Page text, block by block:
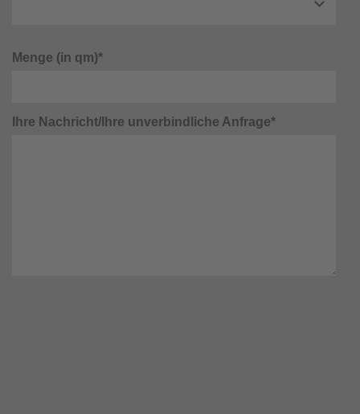
Menge (in qm)*
Ihre Nachricht/Ihre unverbindliche Anfrage*